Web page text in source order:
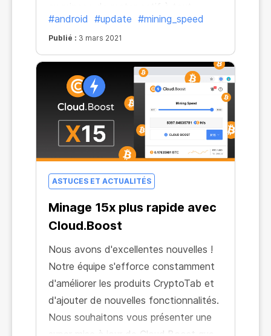
au minage de rester actif à tout
moment ? Nous avons pensé à tout
et rendu tout cela possible. Nous
avons amélioré notre Android
navigateur et il est encore plus
efficace à présent.
#android #update #mining_speed
Publié : 3 mars 2021
ASTUCES ET ACTUALITÉS
Minage 15x plus rapide avec
Cloud.Boost
Nous avons d'excellentes nouvelles !
Notre équipe s'efforce constamment
d'améliorer les produits CryptoTab et
d'ajouter de nouvelles fonctionnalités.
Nous souhaitons vous présenter une